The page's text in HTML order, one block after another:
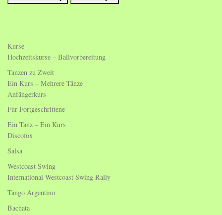
Kurse
Hochzeitskurse – Ballvorbereitung
Tanzen zu Zweit
Ein Kurs – Mehrere Tänze
Anfängerkurs
Für Fortgeschrittene
Ein Tanz – Ein Kurs
Discofox
Salsa
Westcoast Swing
International Westcoast Swing Rally
Tango Argentino
Bachata